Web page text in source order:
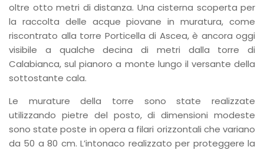
oltre otto metri di distanza. Una cisterna scoperta per
la raccolta delle acque piovane in muratura, come
riscontrato alla torre Porticella di Ascea, è ancora oggi
visibile a qualche decina di metri dalla torre di
Calabianca, sul pianoro a monte lungo il versante della
sottostante cala.
Le murature della torre sono state realizzate
utilizzando pietre del posto, di dimensioni modeste
sono state poste in opera a filari orizzontali che variano
da 50 a 80 cm. L’intonaco realizzato per proteggere la